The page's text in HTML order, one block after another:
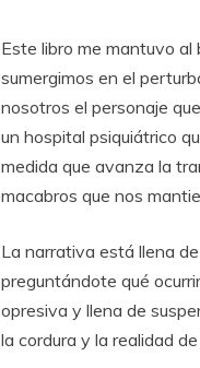
Este libro me mantuvo al
sumergimos en el
nosotros el personaje
un hospital psiquiátrico
medida que avanza la
macabros que nos
La narrativa está llena
preguntándote qué
opresiva y llena de
la cordura y la realidad